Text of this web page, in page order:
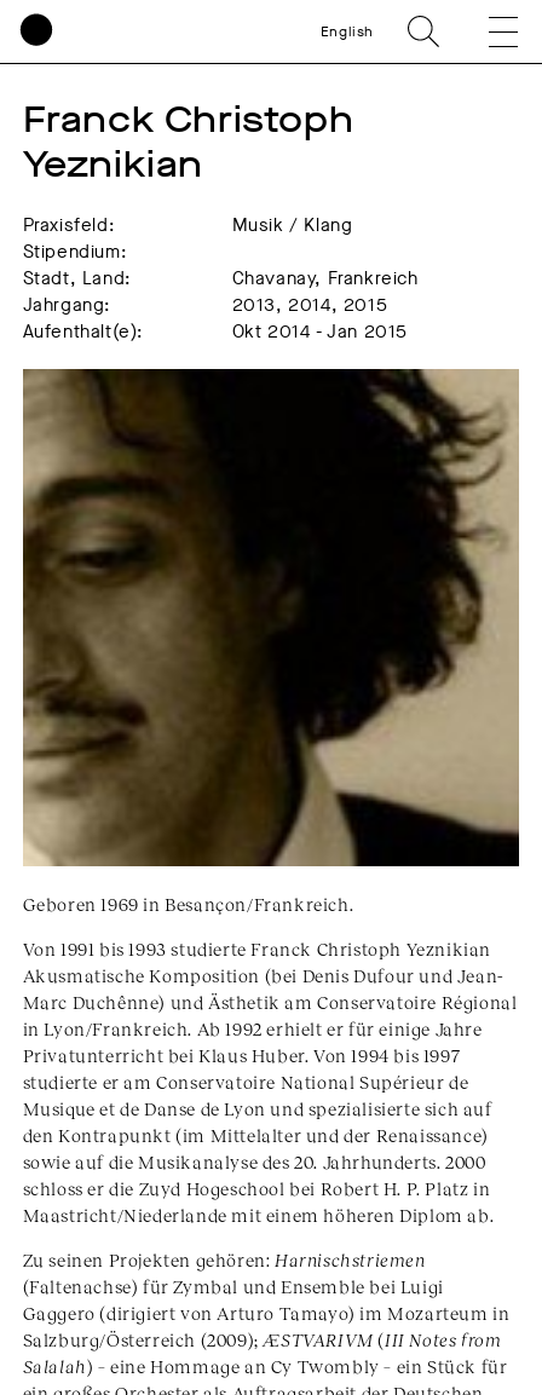
English
Franck Christoph
Yeznikian
Praxisfeld:
Musik / Klang
Stipendium:
Stadt, Land:
Chavanay, Frankreich
Jahrgang:
2013, 2014, 2015
Aufenthalt(e):
Okt 2014 - Jan 2015
Geboren 1969 in Besançon/Frankreich.
Von 1991 bis 1993 studierte Franck Christoph Yeznikian
Akusmatische Komposition (bei Denis Dufour und Jean-
Marc Duchênne) und Ästhetik am Conservatoire Régional
in Lyon/Frankreich. Ab 1992 erhielt er für einige Jahre
Privatunterricht bei Klaus Huber. Von 1994 bis 1997
studierte er am Conservatoire National Supérieur de
Musique et de Danse de Lyon und spezialisierte sich auf
den Kontrapunkt (im Mittelalter und der Renaissance)
sowie auf die Musikanalyse des 20. Jahrhunderts. 2000
schloss er die Zuyd Hogeschool bei Robert H. P. Platz in
Maastricht/Niederlande mit einem höheren Diplom ab.
Zu seinen Projekten gehören: Harnischstriemen
(Faltenachse) für Zymbal und Ensemble bei Luigi
Gaggero (dirigiert von Arturo Tamayo) im Mozarteum in
Salzburg/Österreich (2009); ÆSTVARIVM(III Notes from
Salalah) – eine Hommage an Cy Twombly – ein Stück für